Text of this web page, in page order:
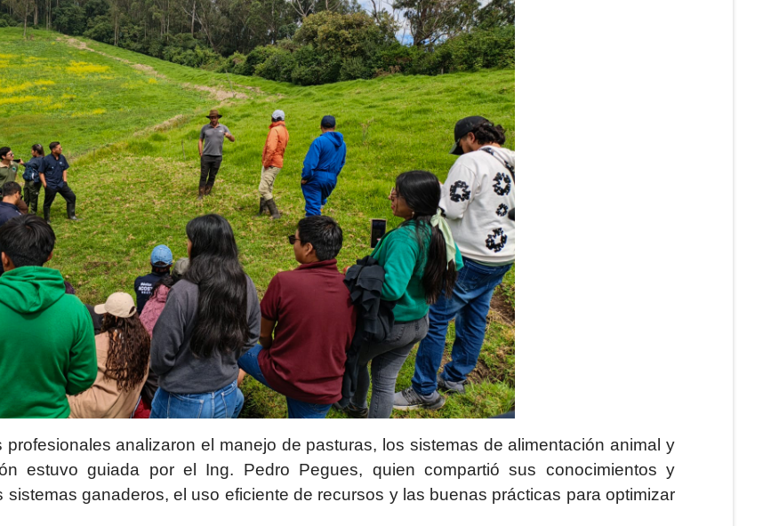
analizaron el manejo de pasturas, los sistemas de alimentación animal y
estuvo guiada por el Ing. Pedro Pegues, quien compartió sus conocimientos y
ganaderos, el uso eficiente de recursos y las buenas prácticas para optimizar